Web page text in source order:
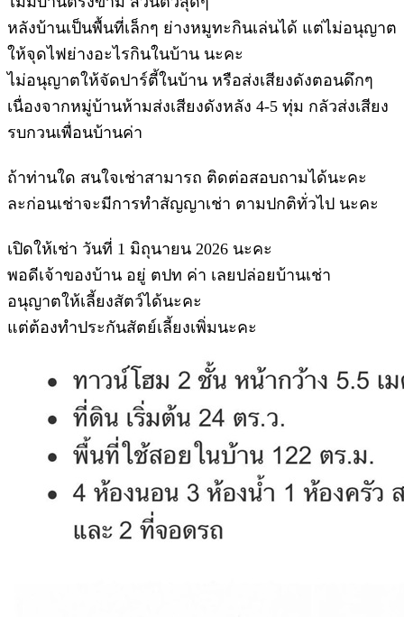
หลังบ้านเป็นพื้นที่เล็กๆ ย่างหมูทะกินเล่นได้ แต่ไม่อนุญาต
ให้จุดไฟย่างอะไรกินในบ้าน นะคะ
ไม่อนุญาตให้จัดปาร์ตี้ในบ้าน หรือส่งเสียงดังตอนดึกๆ
เนื่องจากหมู่บ้านห้ามส่งเสียงดังหลัง 4-5 ทุ่ม กลัวส่งเสียง
รบกวนเพื่อนบ้านค่า
ถ้าท่านใด สนใจเช่าสามารถ ติดต่อสอบถามได้นะคะ
ละก่อนเช่าจะมีการทำสัญญาเช่า ตามปกติทั่วไป นะคะ
เปิดให้เช่า วันที่ 1 มิถุนายน 2026 นะคะ
พอดีเจ้าของบ้าน อยู่ ตปท ค่า เลยปล่อยบ้านเช่า
อนุญาตให้เลี้ยงสัตว์ได้นะคะ
แต่ต้องทำประกันสัตย์เลี้ยงเพิ่มนะคะ